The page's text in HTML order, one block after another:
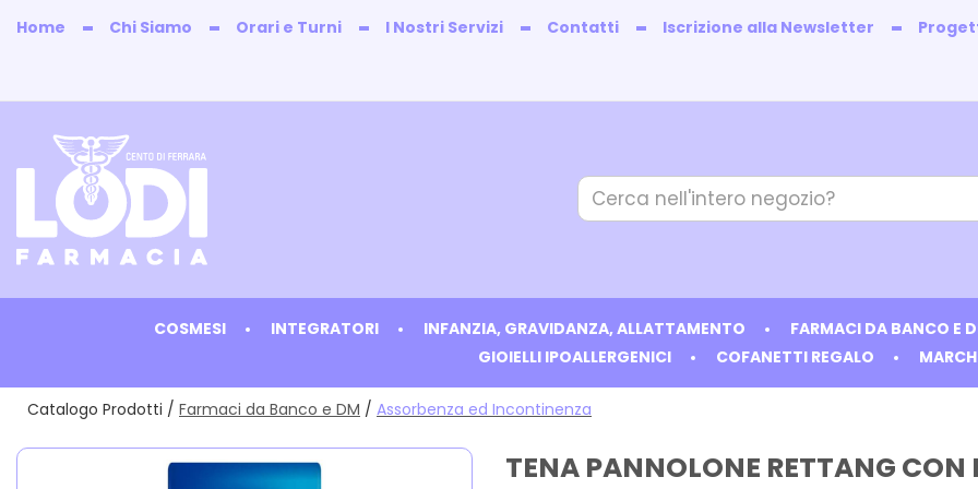
Home Chi Siamo Orari e Turni I Nostri Servizi Contatti Iscrizione alla Newsletter
Farmacia
Lodi
Cerca
Prodotto
COSMESI INTEGRATORI INFANZIA, GRAVIDANZA, ALLATTAMENTO FARMACI DA BANCO E
GIOIELLI IPOALLERGENICI
COFANETTI REGALO
Catalogo Prodotti / Farmaci da Banco e DM / Assorbenza ed Incontinenza
TENA PANNOLONE RETTANG CON